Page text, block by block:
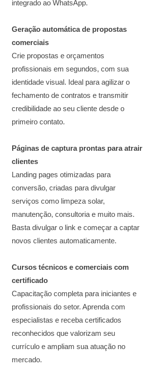
integrado ao WhatsApp.
Geração automática de propostas
comerciais
Crie propostas e orçamentos
profissionais em segundos, com sua
identidade visual. Ideal para agilizar o
fechamento de contratos e transmitir
credibilidade ao seu cliente desde o
primeiro contato.
Páginas de captura prontas para atrair
clientes
Landing pages otimizadas para
conversão, criadas para divulgar
serviços como limpeza solar,
manutenção, consultoria e muito mais.
Basta divulgar o link e começar a captar
novos clientes automaticamente.
Cursos técnicos e comerciais com
certificado
Capacitação completa para iniciantes e
profissionais do setor. Aprenda com
especialistas e receba certificados
reconhecidos que valorizam seu
currículo e ampliam sua atuação no
mercado.